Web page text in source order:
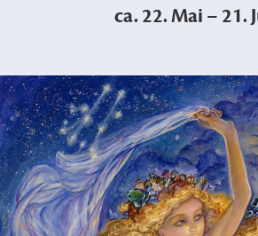
ca. 22. Mai – 21.